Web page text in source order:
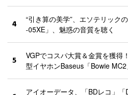
4
“引き算の美学”、エソテリック
-05XE」、魅惑の音質を聴く
5
VGPでコスパ大賞＆金賞を獲得
型イヤホンBaseus「Bowie MC2
アイオーデータ、「BDレコ」